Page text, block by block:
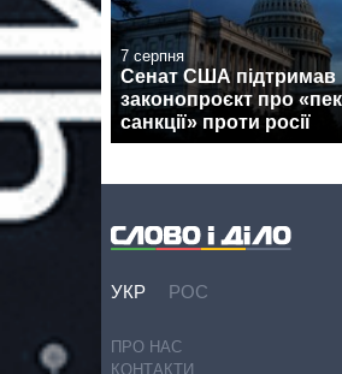
7 серпня
Сенат США підтримав
законопроєкт про
санкції» проти росії
УКР РОС
ПРО НАС
КОНТАКТИ